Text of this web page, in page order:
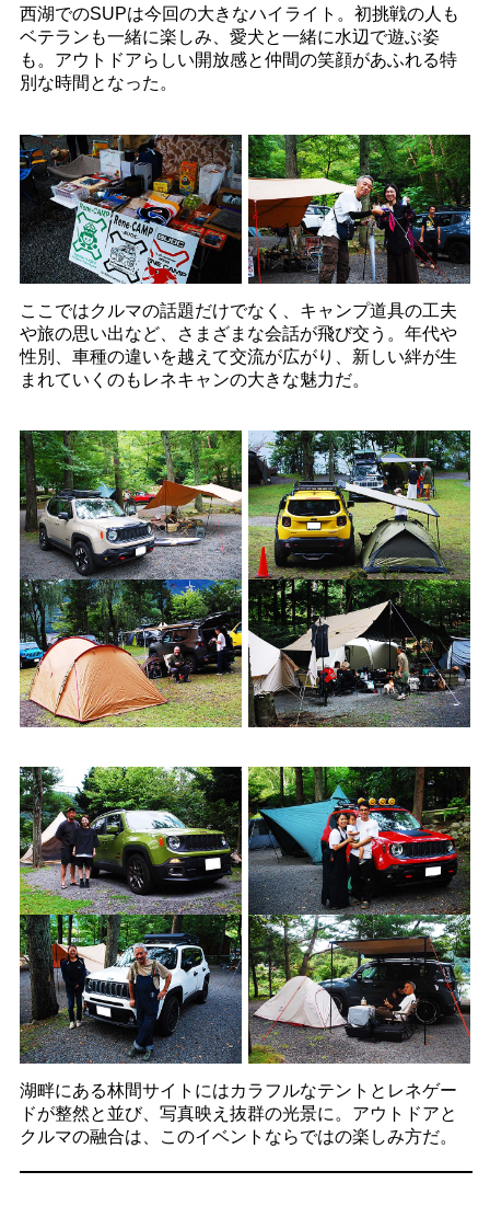
西湖でのSUPは今回の大きなハイライト。初挑戦の人も
ベテランも一緒に楽しみ、愛犬と一緒に水辺で遊ぶ姿
も。アウトドアらしい開放感と仲間の笑顔があふれる特
別な時間となった。
ここではクルマの話題だけでなく、キャンプ道具の工夫
や旅の思い出など、さまざまな会話が飛び交う。年代や
性別、車種の違いを越えて交流が広がり、新しい絆が生
まれていくのもレネキャンの大きな魅力だ。
湖畔にある林間サイトにはカラフルなテントとレネゲー
ドが整然と並び、写真映え抜群の光景に。アウトドアと
クルマの融合は、このイベントならではの楽しみ方だ。